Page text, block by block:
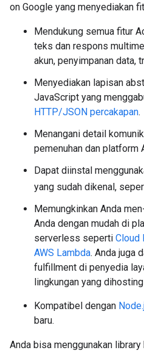
on Google yang menyediakan
Mendukung semua fitur
teks dan respons
akun, penyimpanan data,
Menyediakan lapisan
JavaScript yang
HTTP/JSON percakapan.
Menangani detail
pemenuhan dan platform
Dapat diinstal
yang sudah dikenal,
Memungkinkan Anda
Anda dengan mudah di
serverless seperti Cloud
AWS Lambda. Anda juga
fulfillment di penyedia
lingkungan yang
Kompatibel dengan
baru.
Anda bisa menggunakan